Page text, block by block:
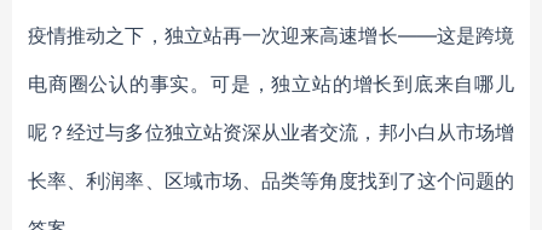
疫情推动之下，独立站再一次迎来高速增长——这是跨境
电商圈公认的事实。可是，独立站的增长到底来自哪儿
呢？经过与多位独立站资深从业者交流，邦小白从市场增
长率、利润率、区域市场、品类等角度找到了这个问题的